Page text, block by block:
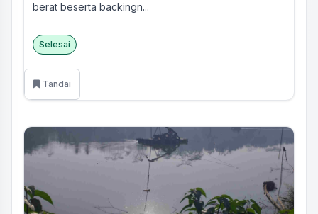
berat beserta backingn...
Selesai
Tandai